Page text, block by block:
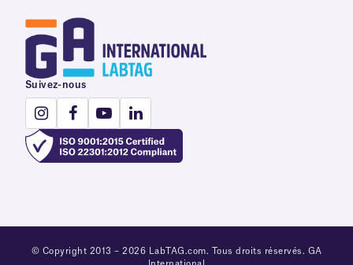
Suivez-nous
© Copyright 2013 – 2026 LabTAG.com. Tous droits réservés. GA